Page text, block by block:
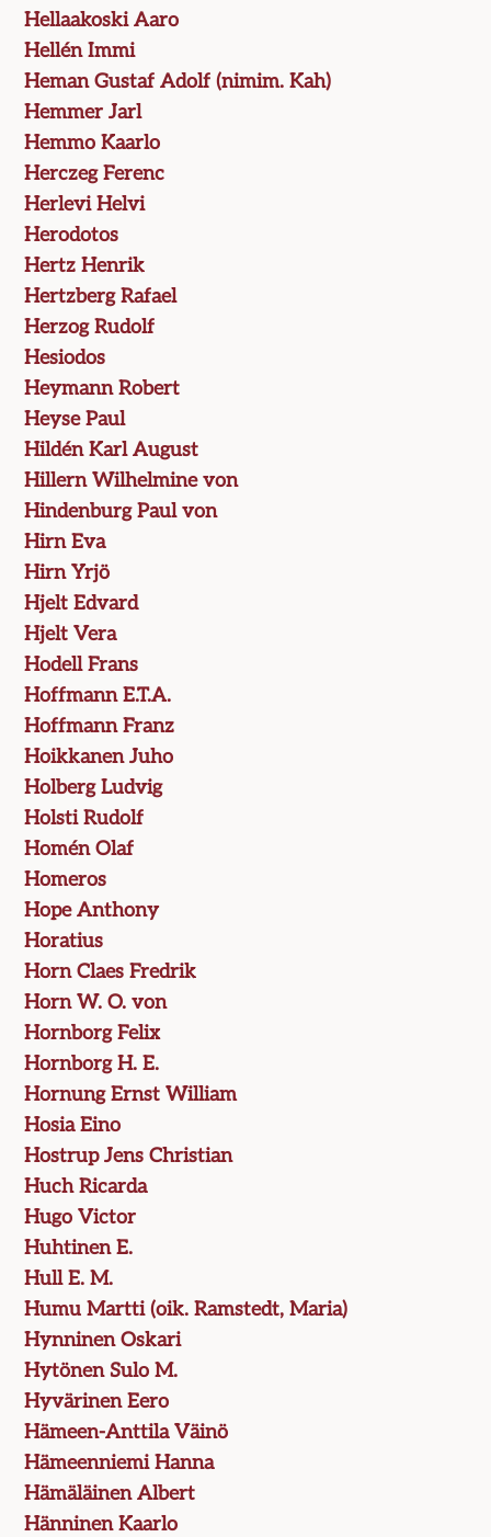
Hellaakoski Aaro
Hellén Immi
Heman Gustaf Adolf (nimim. Kah)
Hemmer Jarl
Hemmo Kaarlo
Herczeg Ferenc
Herlevi Helvi
Herodotos
Hertz Henrik
Hertzberg Rafael
Herzog Rudolf
Hesiodos
Heymann Robert
Heyse Paul
Hildén Karl August
Hillern Wilhelmine von
Hindenburg Paul von
Hirn Eva
Hirn Yrjö
Hjelt Edvard
Hjelt Vera
Hodell Frans
Hoffmann E.T.A.
Hoffmann Franz
Hoikkanen Juho
Holberg Ludvig
Holsti Rudolf
Homén Olaf
Homeros
Hope Anthony
Horatius
Horn Claes Fredrik
Horn W. O. von
Hornborg Felix
Hornborg H. E.
Hornung Ernst William
Hosia Eino
Hostrup Jens Christian
Huch Ricarda
Hugo Victor
Huhtinen E.
Hull E. M.
Humu Martti (oik. Ramstedt, Maria)
Hynninen Oskari
Hytönen Sulo M.
Hyvärinen Eero
Hämeen-Anttila Väinö
Hämeenniemi Hanna
Hämäläinen Albert
Hänninen Kaarlo